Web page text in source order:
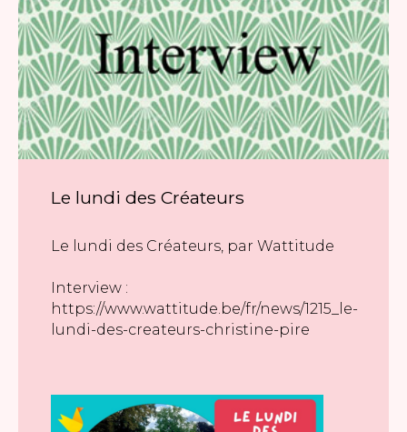
Le lundi des Créateurs
Le lundi des Créateurs, par Wattitude
Interview :
https://www.wattitude.be/fr/news/1215_le-
lundi-des-createurs-christine-pire